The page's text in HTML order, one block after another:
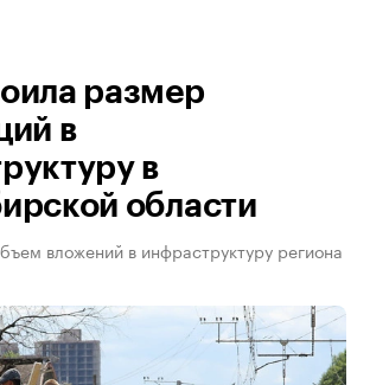
размер
в
в
области
вложений в инфраструктуру региона